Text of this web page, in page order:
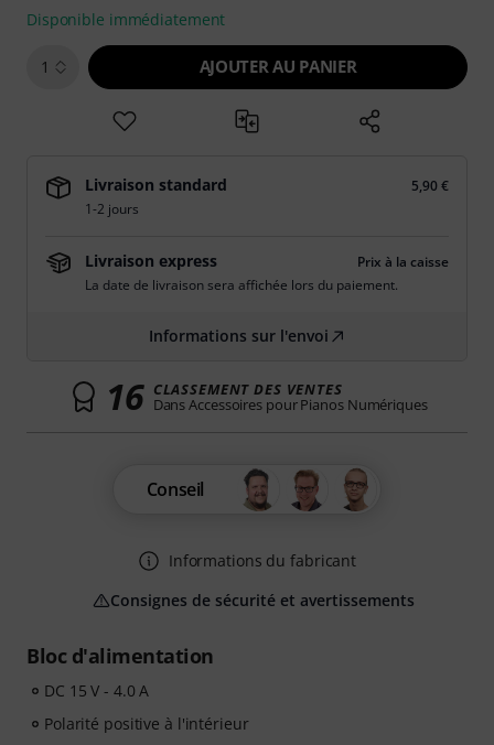
Bloc d'alimentation
DC 15 V - 4.0 A
Polarité positive à l'intérieur
Disponible immédiatement
1 AJOUTER AU PANIER
Livraison standard
5,90 €
1-2 jours
Livraison express
Prix à la caisse
La date de livraison sera affichée lors du paiement.
Informations sur l'envoi
16 CLASSEMENT DES VENTES
Dans Accessoires pour Pianos Numériques
Conseil
Informations du fabricant
Consignes de sécurité et avertissements